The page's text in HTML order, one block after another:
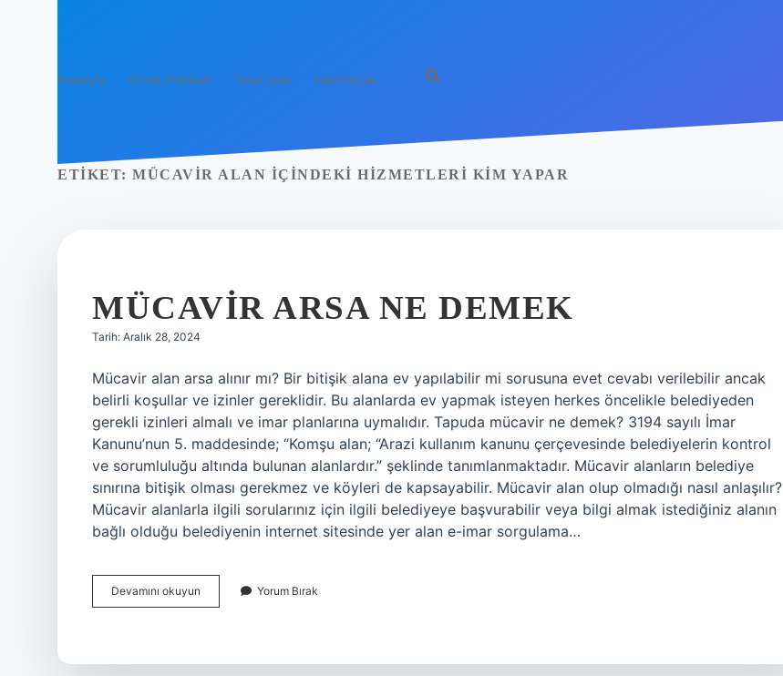
Anasayfa Gizlilik Politikası Yasal Uyarı Hakkımızda
ETIKET: MÜCAVIR ALAN IÇINDEKI HIZMETLERI KIM YAPAR
MÜCAVIR ARSA NE DEMEK
Tarih: Aralık 28, 2024
Mücavir alan arsa alınır mı? Bir bitişik alana ev yapılabilir mi sorusuna evet cevabı verilebilir ancak
belirli koşullar ve izinler gereklidir. Bu alanlarda ev yapmak isteyen herkes öncelikle belediyeden
gerekli izinleri almalı ve imar planlarına uymalıdır. Tapuda mücavir ne demek? 3194 sayılı İmar
Kanunu’nun 5. maddesinde; “Komşu alan; “Arazi kullanım kanunu çerçevesinde belediyelerin kontrol
ve sorumluluğu altında bulunan alanlardır.” şeklinde tanımlanmaktadır. Mücavir alanların belediye
sınırına bitişik olması gerekmez ve köyleri de kapsayabilir. Mücavir alan olup olmadığı nasıl anlaşılır?
Mücavir alanlarla ilgili sorularınız için ilgili belediyeye başvurabilir veya bilgi almak istediğiniz alanın
bağlı olduğu belediyenin internet sitesinde yer alan e-imar sorgulama…
Devamını okuyun Mücavir
Arsa
Yorum Bırak